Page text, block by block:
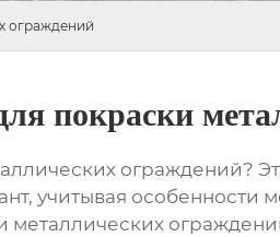
ограждений
покраски
ограждений?
учитывая
металлических